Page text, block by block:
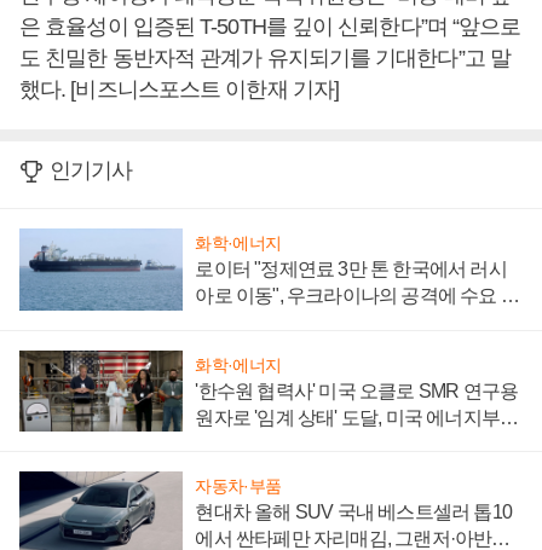
은 효율성이 입증된 T-50TH를 깊이 신뢰한다”며 “앞으로
도 친밀한 동반자적 관계가 유지되기를 기대한다”고 말
했다. [비즈니스포스트 이한재 기자]
인기기사
화학·에너지
로이터 "정제연료 3만 톤 한국에서 러시
아로 이동", 우크라이나의 공격에 수요 늘
화학·에너지
'한수원 협력사' 미국 오클로 SMR 연구용
원자로 '임계 상태' 도달, 미국 에너지부
자동차·부품
현대차 올해 SUV 국내 베스트셀러 톱10
에서 싼타페만 자리매김, 그랜저·아반떼